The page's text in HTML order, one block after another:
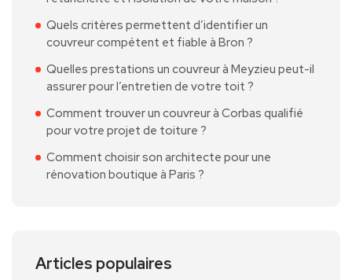
Quels critères permettent d’identifier un
couvreur compétent et fiable à Bron ?
Quelles prestations un couvreur à Meyzieu peut-il
assurer pour l’entretien de votre toit ?
Comment trouver un couvreur à Corbas qualifié
pour votre projet de toiture ?
Comment choisir son architecte pour une
rénovation boutique à Paris ?
Articles populaires